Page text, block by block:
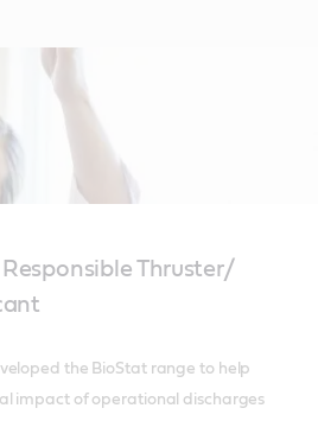
Thruster/
the BioStat range to help
impact of operational discharges